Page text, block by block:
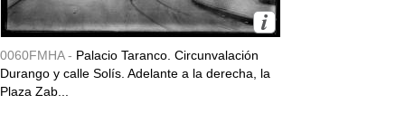
0060FMHA - Palacio Taranco. Circunvalación
Durango y calle Solís. Adelante a la derecha, la
Plaza Zab...